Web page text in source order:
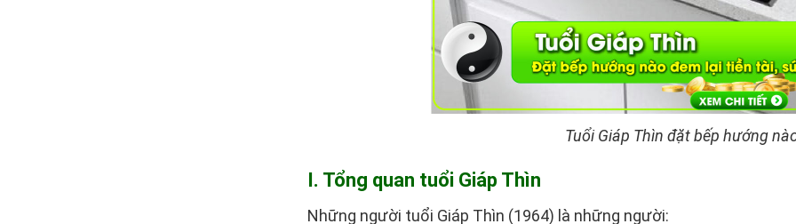
Tuổi Giáp Thìn đặt bếp hướng
I. Tổng quan tuổi Giáp Thìn
Những người tuổi Giáp Thìn (1964) là những người: